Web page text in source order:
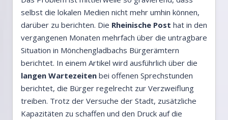
selbst die lokalen Medien nicht mehr umhin können,
darüber zu berichten. Die Rheinische Post hat in den
vergangenen Monaten mehrfach über die untragbare
Situation in Mönchengladbachs Bürgerämtern
berichtet. In einem Artikel wird ausführlich über die
langen Wartezeiten bei offenen Sprechstunden
berichtet, die Bürger regelrecht zur Verzweiflung
treiben. Trotz der Versuche der Stadt, zusätzliche
Kapazitäten zu schaffen und den Druck auf die